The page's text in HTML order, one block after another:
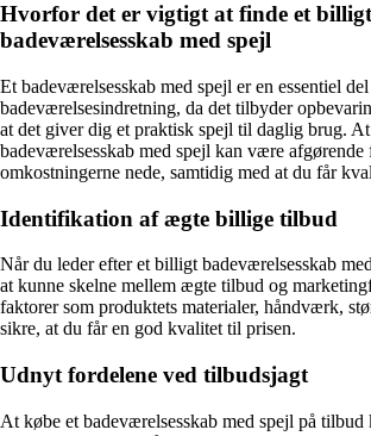
Hvorfor det er vigtigt at finde et billigt
badeværelsesskab med spejl
Et badeværelsesskab med spejl er en essentiel
badeværelsesindretning, da det tilbyder
at det giver dig et praktisk spejl til daglig brug.
badeværelsesskab med spejl kan være afgørende
omkostningerne nede, samtidig med at du får
Identifikation af ægte billige tilbud
Når du leder efter et billigt badeværelsesskab
at kunne skelne mellem ægte tilbud og
faktorer som produktets materialer, håndværk,
sikre, at du får en god kvalitet til prisen.
Udnyt fordelene ved tilbudsjagt
At købe et badeværelsesskab med spejl på tilbud